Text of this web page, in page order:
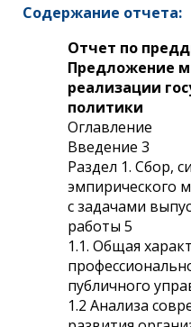
Содержание отчета:
Отчет по
Предложение
реализации
политики
Оглавление
Введение 3
Раздел 1. Сбор,
эмпирического
с задачами
работы 5
1.1. Общая
публичного
1.2 Анализа